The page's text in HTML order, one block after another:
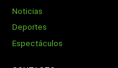
Noticias
Deportes
Espectáculos